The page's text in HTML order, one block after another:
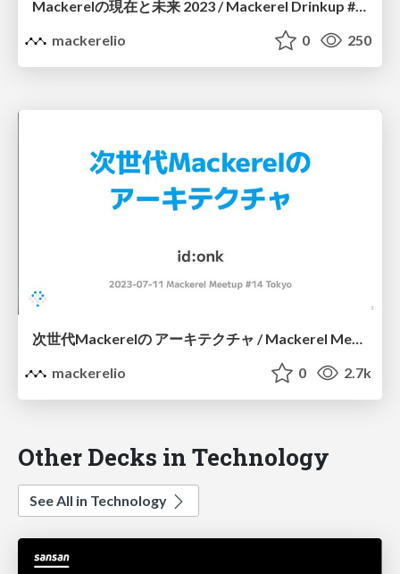
Mackerelの現在と未来 2023 / Mackerel Drinkup #10
mackerelio
0 250
次世代Mackerelの アーキテクチャ / Mackerel Meetup #14 Next Generation Architecture
mackerelio
0 2.7k
Other Decks in Technology
See All in Technology